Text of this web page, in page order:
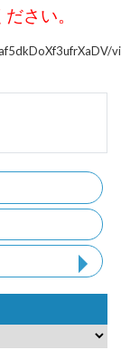
さい。